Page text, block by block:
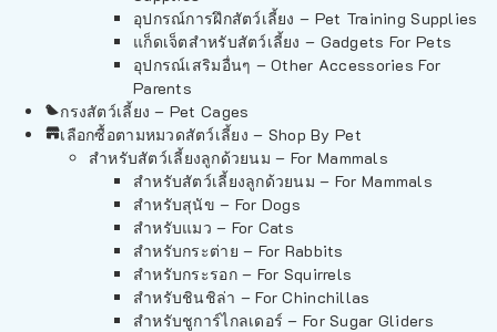
อุปกรณ์การฝึกสัตว์เลี้ยง – Pet Training Supplies
แก็ดเจ็ตสำหรับสัตว์เลี้ยง – Gadgets For Pets
อุปกรณ์เสริมอื่นๆ – Other Accessories For
Parents
กรงสัตว์เลี้ยง – Pet Cages
เลือกซื้อตามหมวดสัตว์เลี้ยง – Shop By Pet
สำหรับสัตว์เลี้ยงลูกด้วยนม – For Mammals
สำหรับสัตว์เลี้ยงลูกด้วยนม – For Mammals
สำหรับสุนัข – For Dogs
สำหรับแมว – For Cats
สำหรับกระต่าย – For Rabbits
สำหรับกระรอก – For Squirrels
สำหรับชินชิล่า – For Chinchillas
สำหรับชูการ์ไกลเดอร์ – For Sugar Gliders